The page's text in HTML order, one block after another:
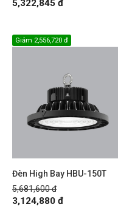
5,322,845 đ
Đèn High Bay HBU-150T
5,681,600 đ
Giảm 2,556,720 đ
3,124,880 đ